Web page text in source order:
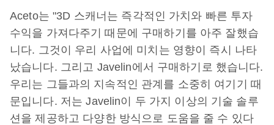
Aceto는 "3D 스캐너는 즉각적인 가치와 빠른 투자
수익을 가져다주기 때문에 구매하기를 아주 잘했습
니다. 그것이 우리 사업에 미치는 영향이 즉시 나타
났습니다. 그리고 Javelin에서 구매하기로 했습니다.
우리는 그들과의 지속적인 관계를 소중히 여기기 때
문입니다. 저는 Javelin이 두 가지 이상의 기술 솔루
션을 제공하고 다양한 방식으로 도움을 줄 수 있다